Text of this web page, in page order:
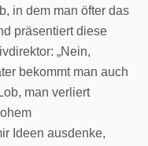
in dem man öfter das
präsentiert diese
„Nein,
bekommt man auch
man verliert
Ideen ausdenke,